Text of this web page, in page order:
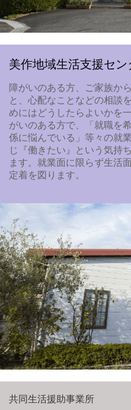
美作地域生活支援セン
障がいのある方、ご家族か
と、心配なことなどの相談
めにはどうしたらよいかを
がいのある方で、「就職を
係に悩んでいる」等々の就
じ『働きたい』という気持
ます。就業面に限らず生活
定着を図ります。
共同生活援助事業所